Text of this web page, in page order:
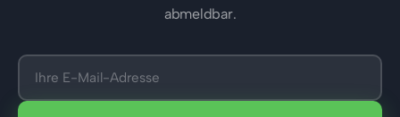
abmeldbar.